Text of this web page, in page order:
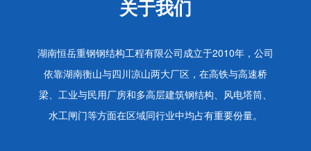
关于我们
湖南恒岳重钢钢结构工程有限公司成立于2010年，公司
依靠湖南衡山与四川凉山两大厂区，在高铁与高速桥
梁、工业与民用厂房和多高层建筑钢结构、风电塔筒、
水工闸门等方面在区域同行业中均占有重要份量。